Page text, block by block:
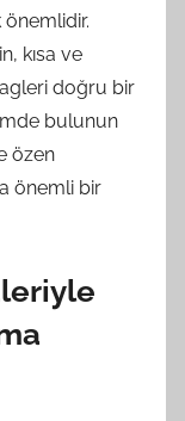
önemlidir.
kısa ve
doğru bir
bulunun
özen
önemli bir